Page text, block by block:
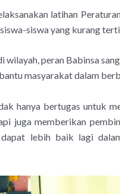
latihan
siswa yang kurang
peran Babinsa
masyarakat dalam
hanya bertugas untuk
juga memberikan
lebih baik lagi